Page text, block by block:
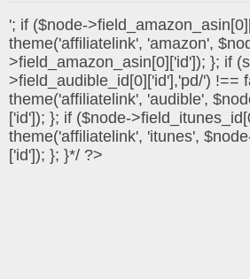
'; if ($node-
theme('affiliatelink', 'amazon',
>field_amazon_asin[0]['id']); }; if
>field_audible_id[0]['id'],'pd/') !==
theme('affiliatelink', 'audible',
['id']); }; if ($node-
theme('affiliatelink', 'itunes',
['id']); }; }*/ ?>